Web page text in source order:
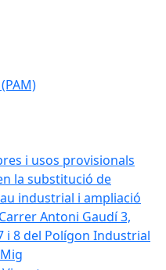
i usos provisionals
la substitució de
industrial i ampliació
Antoni Gaudí 3,
i 8 del Polígon Industrial